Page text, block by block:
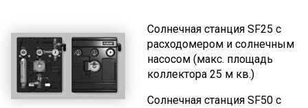
Солнечная станция SF25 с
расходомером и солнечным
насосом (макс. площадь
коллектора 25 м кв.)
Солнечная станция SF50 с